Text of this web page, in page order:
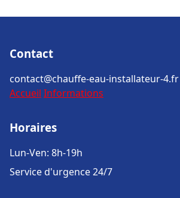
Contact
contact@chauffe-eau-installateur-4.fr
Accueil Informations
Horaires
Lun-Ven: 8h-19h
Service d'urgence 24/7